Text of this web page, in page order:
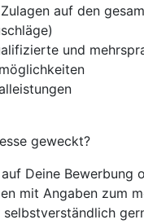
auf den
und
geweckt?
Deine
mit Angaben zum